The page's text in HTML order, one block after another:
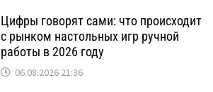
Цифры говорят сами: что происходит
с рынком настольных игр ручной
работы в 2026 году
06.08.2026 21:36